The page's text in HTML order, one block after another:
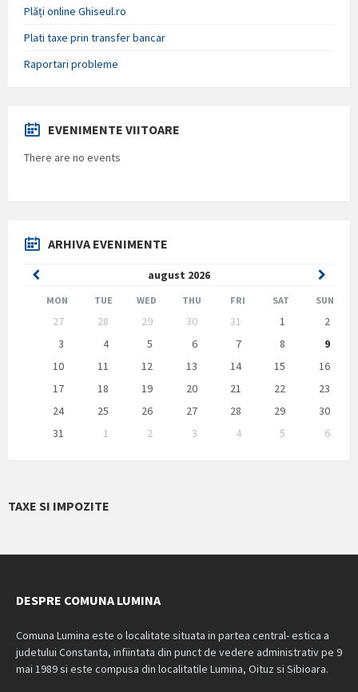
Plăți online Ghiseul.ro
Plati taxe prin transfer bancar
Raportari probleme
EVENIMENTE VIITOARE
There are no events
ARHIVA EVENIMENTE
august 2026
Previous
Month
Month
MON TUE WED THU FRI SAT SUN
calendar
27 28 29 30 31 1
2
3
4 5 6 7 8
9
10
11 12 13 14 15
16
17
18 19 20 21 22
23
24
25 26 27 28 29
30
31
1 2 3 4 5
6
to
TAXE SI IMPOZITE
DESPRE COMUNA LUMINA
Comuna Lumina este o localitate situata in partea central- estica a
judetului Constanta, infiintata din punct de vedere administrativ pe 9
mai 1989 si este compusa din localitatile Lumina, Oituz si Sibioara.